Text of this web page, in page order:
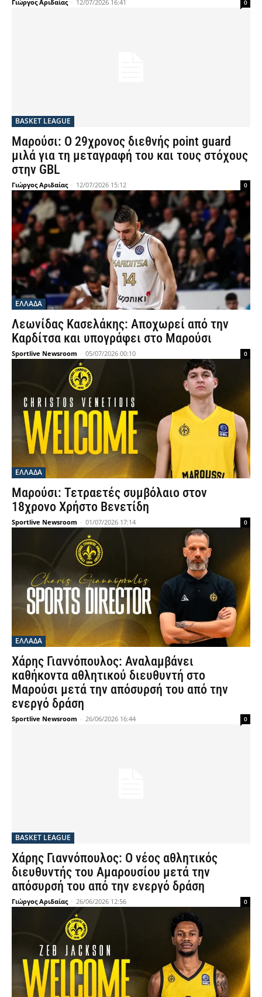
Γιώργος Αριδαίας - 12/07/2026 16:41 0
BASKET LEAGUE
Μαρούσι: Ο 29χρονος διεθνής point guard
μιλά για τη μεταγραφή του και τους στόχους
στην GBL
Γιώργος Αριδαίας - 12/07/2026 15:12 0
ΕΛΛΑΔΑ
Λεωνίδας Κασελάκης: Αποχωρεί από την
Καρδίτσα και υπογράφει στο Μαρούσι
Sportlive Newsroom - 05/07/2026 00:10 0
ΕΛΛΑΔΑ
Μαρούσι: Τετραετές συμβόλαιο στον
18χρονο Χρήστο Βενετίδη
Sportlive Newsroom - 01/07/2026 17:14 0
ΕΛΛΑΔΑ
Χάρης Γιαννόπουλος: Αναλαμβάνει
καθήκοντα αθλητικού διευθυντή στο
Μαρούσι μετά την απόσυρσή του από την
ενεργό δράση
Sportlive Newsroom - 26/06/2026 16:44 0
BASKET LEAGUE
Χάρης Γιαννόπουλος: Ο νέος αθλητικός
διευθυντής του Αμαρουσίου μετά την
απόσυρσή του από την ενεργό δράση
Γιώργος Αριδαίας - 26/06/2026 12:56 0